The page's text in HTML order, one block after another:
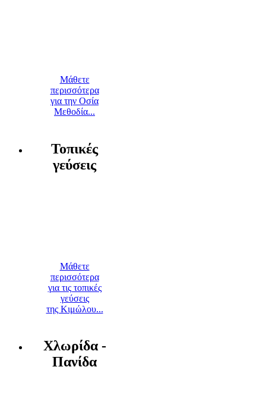
Μάθετε
περισσότερα
για την Οσία
Μεθοδία...
Τοπικές
γεύσεις
Μάθετε
περισσότερα
για τις τοπικές
γεύσεις
της Κιμώλου...
Χλωρίδα -
Πανίδα